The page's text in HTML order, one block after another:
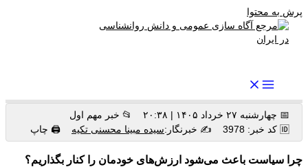
پرش به محتوا
📅 چهارشنبه ۲۷ خرداد ۱۴۰۵ | ۲۰:۳۸
📂 خبر مهم اول
🆔 کد خبر: 3978
✍️ خبرنگار:سیده مبینا محسنی تکیه 🖨 چاپ
چرا سیاست باعث می‌شود ارزش‌های خودمان را کنار بگذاریم؟